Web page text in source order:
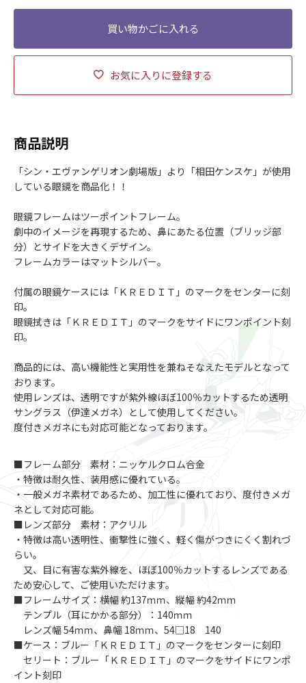
お気に入りに登録する
商品説明
「シン・エヴァンゲリオン劇場版」より「相田ケンスケ」が使用
している眼鏡を商品化！！
眼鏡フレームはツーポイントフレーム。
劇中のイメージを再現するため、鼻にあたる位置（ブリッジ部
分）とサイドを大きくデザイン。
フレームカラーはマットシルバー。
付属の眼鏡ケースには「ＫＲＥＤＩＴ」のマークをセンターに刻
印。
眼鏡拭きは「ＫＲＥＤＩＴ」のマークをサイドにワンポイント刻
印。
商品的には、高い機能性と実用性を兼ねそなえたモデルとなって
おります。
使用レンズは、透明ですが紫外線ほぼ100％カットするため透明
サングラス（伊達メガネ）として使用してください。
度付きメガネにも対応可能となっております。
■フレーム部分 素材：ニッケルクロム合金
・特徴は耐久性、装用感に優れている。
・一般メガネ素材であるため、加工性に優れており、度付きメガ
ネとして対応可能。
■レンズ部分 素材：アクリル
・特徴は高い透明性、衝撃性に強く、軽く傷がつきにくく割れづ
らい。
又、目に有害な紫外線を、ほぼ100％カットするレンズである
ため安心して、ご使用いただけます。
■フレームサイズ：横幅 約137ｍｍ、縦幅 約42ｍｍ
テンプル（耳にかかる部分）：140ｍｍ
レンズ幅 54ｍｍ、鼻幅 18ｍｍ、54□18 140
■ケース：ブルー「ＫＲＥＤＩＴ」のマークをセンターに刻印
セリート：ブルー「ＫＲＥＤＩＴ」のマークをサイドにワンポ
イント刻印